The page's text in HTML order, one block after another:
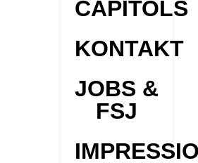
CAPITOLS
KONTAKT
JOBS &
FSJ